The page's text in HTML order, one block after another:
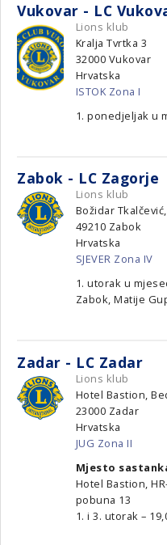
Vukovar - LC
Lions klub
Kralja Tvrtka 3
32000 Vukovar
Hrvatska
ISTOK Zona I
1. ponedjeljak u
Zabok - LC Zagorje
Lions klub
Božidar
49210 Zabok
Hrvatska
SJEVER Zona IV
1. utorak u
Zabok, Matije
Zadar - LC Zadar
Lions klub
Hotel Bastion,
23000 Zadar
Hrvatska
JUG Zona II
Mjesto
Hotel Bastion,
pobuna 13
1. i 3. utorak –